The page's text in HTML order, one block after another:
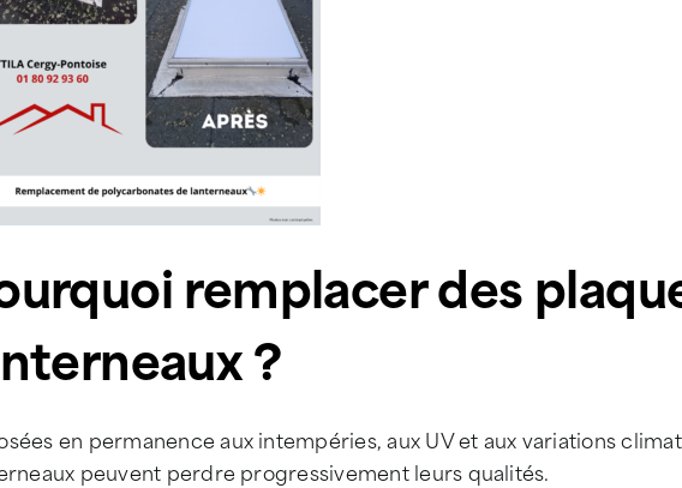
remplacer des
?
en permanence aux intempéries, aux UV et aux variations
peuvent perdre progressivement leurs qualités.